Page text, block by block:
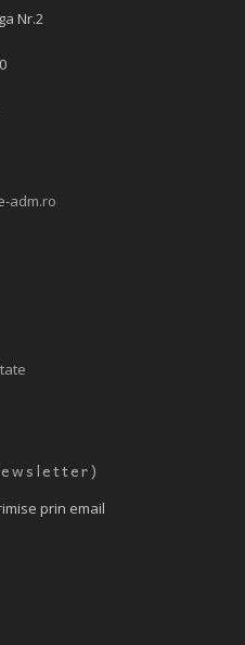
adm.ro
prin email